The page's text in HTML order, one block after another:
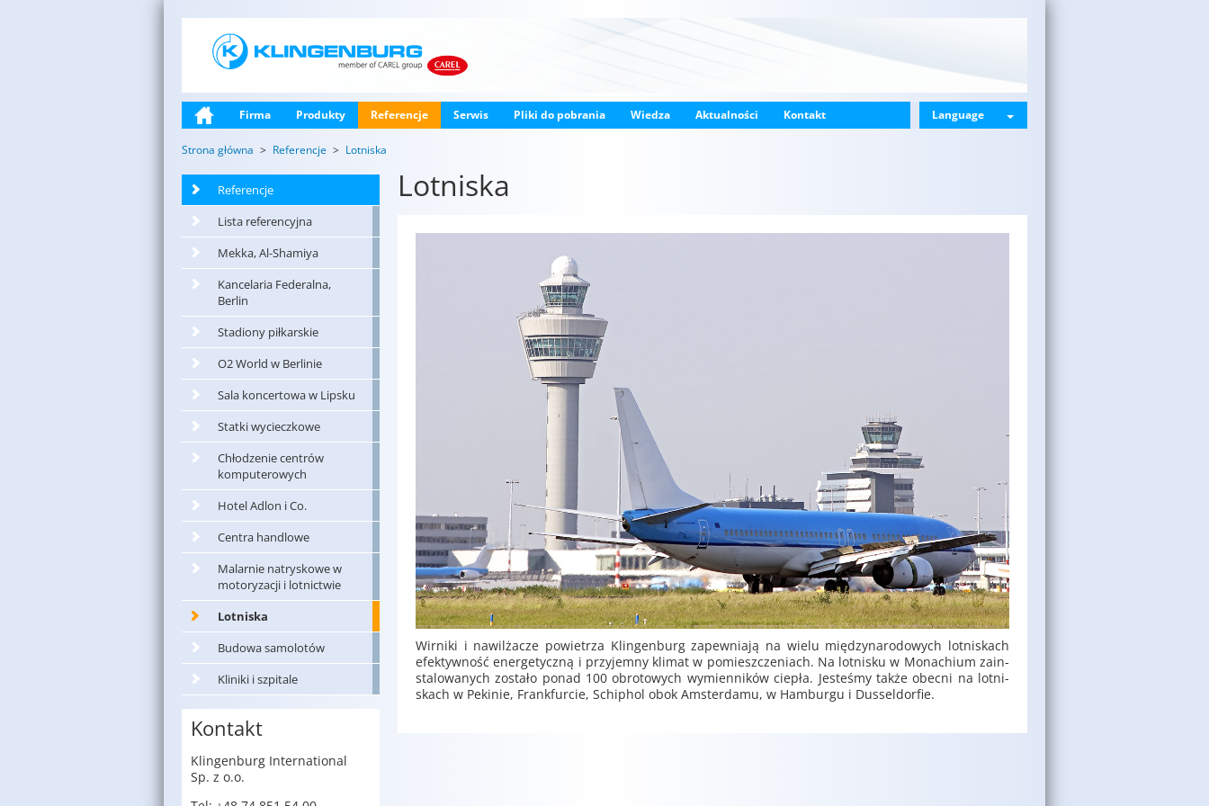
Firma Produkty Referencje Serwis Pliki do pobrania Wiedza Aktualności Kontakt Language
Strona główna Referencje Lotniska
Referencje
Lista referencyjna
Mekka, Al-Shamiya
Kancelaria Federalna,
Berlin
Stadiony piłkarskie
O2 World w Berlinie
Sala koncertowa w Lipsku
Statki wycieczkowe
Chłodzenie centrów
komputerowych
Hotel Adlon i Co.
Centra handlowe
Malarnie natryskowe w
motoryzacji i lotnictwie
Lotniska
Budowa samolotów
Kliniki i szpitale
Kontakt
Klin­gen­burg In­ter­na­tio­nal
Sp. z o.o.
Lotniska
Wir­ni­ki i na­wil­ża­cze po­wie­trza Klin­gen­burg za­pew­nia­ją na wielu mię­dzy­na­ro­do­wych lot­ni­skach
efek­tyw­ność ener­ge­tycz­ną i przy­jem­ny kli­mat w po­miesz­cze­niach. Na lot­ni­sku w Mo­na­chium za­in­
sta­lo­wa­nych zo­sta­ło ponad 100 ob­ro­to­wych wy­mien­ni­ków cie­pła. Je­ste­śmy także obec­ni na lot­ni­
skach w Pe­ki­nie, Frank­fur­cie, Schi­phol obok Am­ster­da­mu, w Ham­bur­gu i Dus­sel­dor­fie.